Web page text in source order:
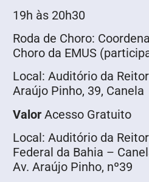
19h às 20h30
Roda de Choro:
Choro da EMUS
Local: Auditório da
Araújo Pinho, 39, Canela
Valor Acesso Gratuito
Local: Auditório da
Federal da Bahia –
Av. Araújo Pinho, nº39